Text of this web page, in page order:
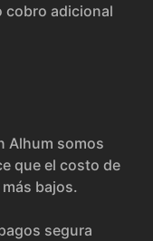
cobro adicional
Alhum somos
que el costo de
bajos.
segura